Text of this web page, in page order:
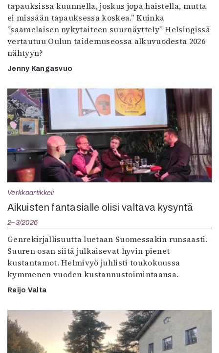
tapauksissa kuunnella, joskus jopa haistella, mutta
ei missään tapauksessa koskea.” Kuinka
”saamelaisen nykytaiteen suurnäyttely” Helsingissä
vertautuu Oulun taidemuseossa alkuvuodesta 2026
nähtyyn?
Jenny Kangasvuo
Verkkoartikkeli
Aikuisten fantasialle olisi valtava kysyntä
2–3/2026
Genrekirjallisuutta luetaan Suomessakin runsaasti.
Suuren osan siitä julkaisevat hyvin pienet
kustantamot. Helmivyö juhlisti toukokuussa
kymmenen vuoden kustannustoimintaansa.
Reijo Valta